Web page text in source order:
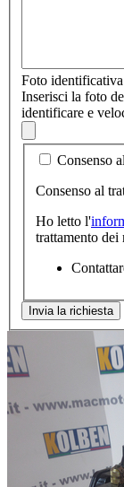
Foto
Inserisci la foto
identificare e
Consenso
Consenso al
Ho letto l'
trattamento dei